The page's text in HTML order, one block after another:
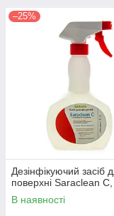
–25%
Дезінфікуючий засіб
поверхні Saraclean
В наявності